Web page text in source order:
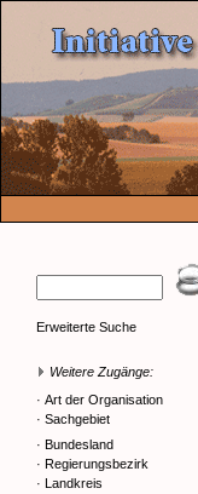
Erweiterte Suche
Weitere Zugänge:
· Art der Organisation
· Sachgebiet
· Bundesland
· Regierungsbezirk
· Landkreis